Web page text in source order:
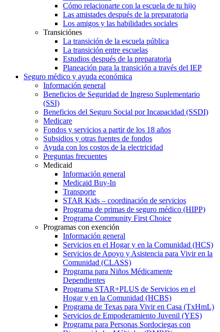
Cómo relacionarte con la escuela de tu hijo
Las amistades después de la preparatoria
Los amigos y las habilidades sociales
Transiciónes
La transición de la escuela pública
La transición entre escuelas
Estudios después de la preparatoria
Planeación para la transición a través del IEP
Seguro médico y ayuda económica
Información general
Beneficios de Seguridad de Ingreso Suplementario
(SSI)
Beneficios del Seguro Social por Incapacidad (SSDI)
Medicare
Fondos y servicios a partir de los 18 años
Subsidios y otras fuentes de fondos
Ayuda con los costos de la electricidad
Preguntas frecuentes
Medicaid
Información general
Medicaid Buy-In
Transporte
STAR Kids – coordinación de servicios
Programa de primas de seguro médico (HIPP)
Programa Community First Choice
Programas con exención
Información general
Servicios en el Hogar y en la Comunidad (HCS)
Servicios de Apoyo y Asistencia para Vivir en la
Comunidad (CLASS)
Programa para Niños Médicamente
Dependientes
Programa STAR+PLUS de Servicios en el
Hogar y en la Comunidad (HCBS)
Programa de Texas para Vivir en Casa (TxHmL)
Servicios de Empoderamiento Juvenil (YES)
Programa para Personas Sordociegas con